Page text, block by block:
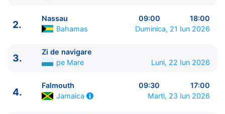
Royal Caribbean International
Adventure of the Seas
★★★★+
2.
Nassau 09:00
18:00
Bahamas
Duminica, 21 Iun 2026
3.
Zi de navigare
pe Mare
Luni, 22 Iun 2026
4.
Falmouth 09:30
17:00
Jamaica
Marti, 23 Iun 2026